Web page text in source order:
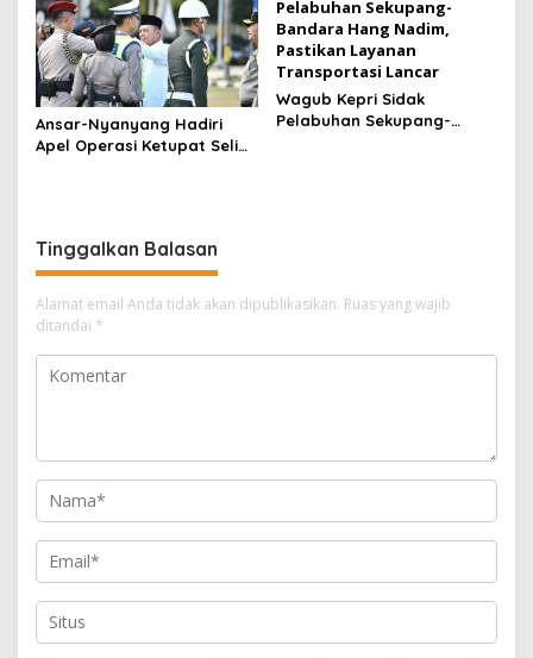
Ansar-Nyanyang Hadiri
Apel Operasi Ketupat Seligi
Wagub Kepri Sidak
Pelabuhan Sekupang-
Tinggalkan Balasan
Alamat email Anda tidak akan dipublikasikan. Ruas yang wajib
ditandai *